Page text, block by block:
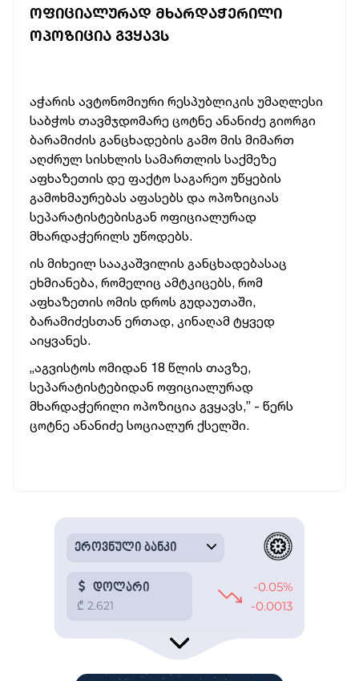
ᲝᲤᲘᲪᲘᲐᲚᲣᲠᲐᲓ ᲛᲮᲐᲠᲓᲐᲭᲔᲠᲘᲚᲘ
ᲝᲞᲝᲖᲘᲪᲘᲐ ᲒᲕᲧᲐᲕᲡ
აჭარის ავტონომიური რესპუბლიკის უმაღლესი
საბჭოს თავმჯდომარე ცოტნე ანანიძე გიორგი
ბარამიძის განცხადების გამო მის მიმართ
აღძრულ სისხლის სამართლის საქმეზე
აფხაზეთის დე ფაქტო საგარეო უწყების
გამოხმაურებას აფასებს და ოპოზიციას
სეპარატისტებისგან ოფიციალურად
მხარდაჭერილს უწოდებს.
ის მიხეილ სააკაშვილის განცხადებასაც
ეხმიანება, რომელიც ამტკიცებს, რომ
აფხაზეთის ომის დროს გუდაუთაში,
ბარამიძესთან ერთად, კინაღამ ტყვედ
აიყვანეს.
„აგვისტოს ომიდან 18 წლის თავზე,
სეპარატისტებიდან ოფიციალურად
მხარდაჭერილი ოპოზიცია გვყავს,” - წერს
ცოტნე ანანიძე სოციალურ ქსელში.